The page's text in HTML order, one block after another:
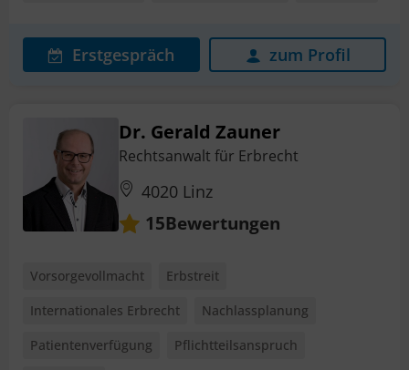
Erstgespräch zum Profil
Dr. Gerald Zauner
Rechtsanwalt für Erbrecht
4020 Linz
15Bewertungen
Vorsorgevollmacht
Erbstreit
Internationales Erbrecht
Nachlassplanung
Patientenverfügung
Pflichtteilsanspruch